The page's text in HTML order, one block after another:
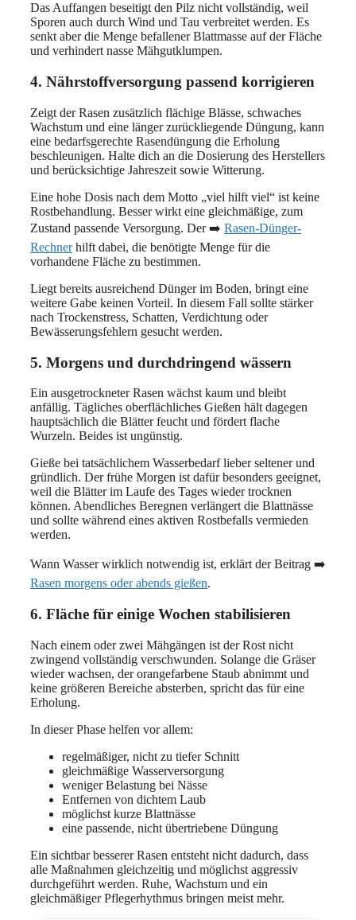
Das Auffangen beseitigt den Pilz nicht vollständig, weil
Sporen auch durch Wind und Tau verbreitet werden. Es
senkt aber die Menge befallener Blattmasse auf der Fläche
und verhindert nasse Mähgutklumpen.
4. Nährstoffversorgung passend korrigieren
Zeigt der Rasen zusätzlich flächige Blässe, schwaches
Wachstum und eine länger zurückliegende Düngung, kann
eine bedarfsgerechte Rasendüngung die Erholung
beschleunigen. Halte dich an die Dosierung des Herstellers
und berücksichtige Jahreszeit sowie Witterung.
Eine hohe Dosis nach dem Motto „viel hilft viel“ ist keine
Rostbehandlung. Besser wirkt eine gleichmäßige, zum
Zustand passende Versorgung. Der ➡️ Rasen-Dünger-
Rechnerhilft dabei, die benötigte Menge für die
vorhandene Fläche zu bestimmen.
Liegt bereits ausreichend Dünger im Boden, bringt eine
weitere Gabe keinen Vorteil. In diesem Fall sollte stärker
nach Trockenstress, Schatten, Verdichtung oder
Bewässerungsfehlern gesucht werden.
5. Morgens und durchdringend wässern
Ein ausgetrockneter Rasen wächst kaum und bleibt
anfällig. Tägliches oberflächliches Gießen hält dagegen
hauptsächlich die Blätter feucht und fördert flache
Wurzeln. Beides ist ungünstig.
Gieße bei tatsächlichem Wasserbedarf lieber seltener und
gründlich. Der frühe Morgen ist dafür besonders geeignet,
weil die Blätter im Laufe des Tages wieder trocknen
können. Abendliches Beregnen verlängert die Blattnässe
und sollte während eines aktiven Rostbefalls vermieden
werden.
Wann Wasser wirklich notwendig ist, erklärt der Beitrag ➡️
Rasen morgens oder abends gießen.
6. Fläche für einige Wochen stabilisieren
Nach einem oder zwei Mähgängen ist der Rost nicht
zwingend vollständig verschwunden. Solange die Gräser
wieder wachsen, der orangefarbene Staub abnimmt und
keine größeren Bereiche absterben, spricht das für eine
Erholung.
In dieser Phase helfen vor allem:
regelmäßiger, nicht zu tiefer Schnitt
gleichmäßige Wasserversorgung
weniger Belastung bei Nässe
Entfernen von dichtem Laub
möglichst kurze Blattnässe
eine passende, nicht übertriebene Düngung
Ein sichtbar besserer Rasen entsteht nicht dadurch, dass
alle Maßnahmen gleichzeitig und möglichst aggressiv
durchgeführt werden. Ruhe, Wachstum und ein
gleichmäßiger Pflegerhythmus bringen meist mehr.